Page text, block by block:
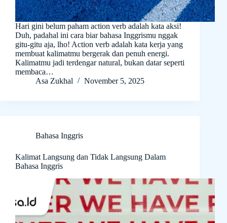
Hari gini belum paham action verb adalah kata aksi!
Duh, padahal ini cara biar bahasa Inggrismu nggak
gitu-gitu aja, lho! Action verb adalah kata kerja yang
membuat kalimatmu bergerak dan penuh energi.
Kalimatmu jadi terdengar natural, bukan datar seperti
membaca…
Asa Zukhal
November 5, 2025
Bahasa Inggris
Kalimat Langsung dan Tidak Langsung Dalam
Bahasa Inggris